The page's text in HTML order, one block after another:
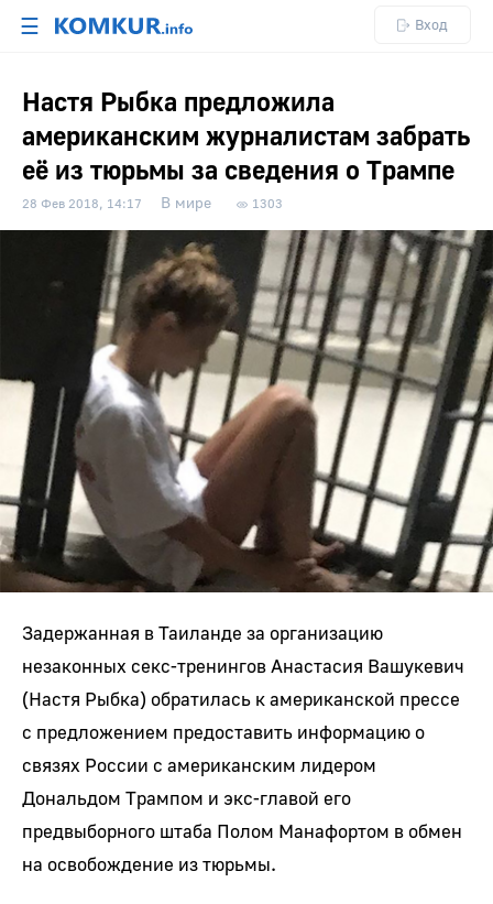
☰ Вход
Настя Рыбка предложила
американским журналистам забрать
её из тюрьмы за сведения о Трампе
28 Фев 2018, 14:17 В мире 1303
Задержанная в Таиланде за организацию
незаконных секс-тренингов Анастасия Вашукевич
(Настя Рыбка) обратилась к американской прессе
с предложением предоставить информацию о
связях России с американским лидером
Дональдом Трампом и экс-главой его
предвыборного штаба Полом Манафортом в обмен
на освобождение из тюрьмы.